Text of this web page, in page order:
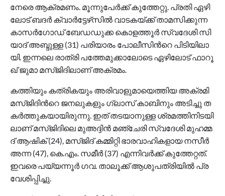
നേ​രെ ആ​ക്ര​മ​ണം. മൂ​ന്നു​പേ​ര്‍​ക്ക് കു​ത്തേ​റ്റു. പ്ര​തി ഏ​ഴി​
ലോ​ട് ബ​ദ​ര്‍ ക്വാ​ർ​ട്ടേ​ഴ്‌​സി​ല്‍ വാ​ട​ക​യ്ക്ക് താ​മ​സി​ക്കു​ന്ന
കാ​സ​ര്‍​ഗോ​ഡ് ബേ​ഡ​ഡു​ക്ക കൊ​ള​ത്തൂ​ര്‍ സ്വ​ദേ​ശി സി​
യാ​ദ് അ​ബ്ദു​ള്ള (31) പ​രി​യാ​രം പോ​ലീ​സി​ന്‍റെ പി​ടി​യി​ലാ​
യി. ഇ​ന്ന​ലെ രാ​ത്രി പ​ത്തേ​മു​ക്കാ​ലോ​ടെ ഏ​ഴി​ലോ​ട് ഫാ​റൂ​
ഖ് ജു​മാ മ​സ്ജി​ദി​ലാ​ണ് അ​ക്ര​മം.
ക​ത്തി​യും ക​ത്രി​ക​യും അ​രി​വാ​ളു​മാ​യെ​ത്തി​യ അ​ക്ര​മി
മ​സ്ജി​ദി​ന്‍റെ ജ​ന​ലു​ക​ളും ഗ്ലാ​സ് കാ​ബി​നും അ​ടി​ച്ചു ത​
ക​ര്‍​ത്തു​ക​യാ​യി​രു​ന്നു. ഇ​ത് ത​ട​യാ​നു​ള്ള ശ്ര​മ​ത്തി​നി​ട​യി​
ലാ​ണ് മ​സ്ജി​ദി​ലെ മു​അ​ദ്ദി​ന്‍ മ​ഞ്ചേ​രി സ്വ​ദേ​ശി മു​ഹ​മ്മ​
ദ് ആ​ഷി​ക് (24), മ​സ്ജി​ദ് ക​മ്മി​റ്റി ഭാ​ര​വാ​ഹി​ക​ളാ​യ ന​സീ​ര്‍
അ​ന്ന (47), കെ.​എം. സ​മീ​ര്‍ (37) എ​ന്നി​വ​ര്‍​ക്ക് കു​ത്തേ​റ്റ​ത്.
ഇ​വ​രെ പ​യ്യ​ന്നൂ​ര്‍ ഗ​വ. താ​ലൂ​ക്ക് ആ​ശു​പ​ത്രി​യി​ല്‍ പ്ര​
വേ​ശി​പ്പി​ച്ചു.